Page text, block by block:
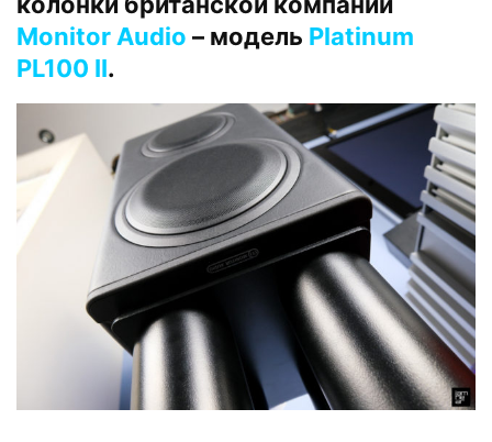
Monitor Audio – модель Platinum
PL100 II.